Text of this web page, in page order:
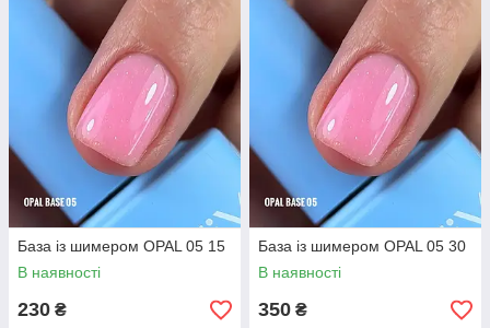
База із шимером OPAL 05 15
В наявності
230 ₴
База із шимером OPAL 05 30
В наявності
350 ₴